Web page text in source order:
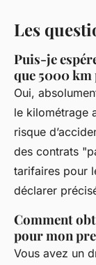
Les
Puis-je
que 5000 km
Oui,
le kilométrage
risque
des contrats
tarifaires pour
déclarer
Comment
pour mon
Vous avez un